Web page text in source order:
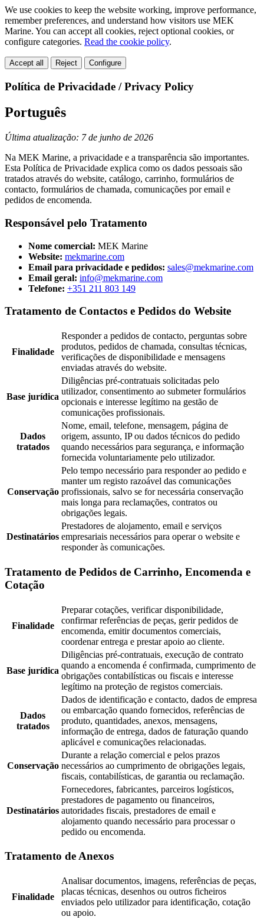
We use cookies to keep the website working, improve performance,
remember preferences, and understand how visitors use MEK
Marine. You can accept all cookies, reject optional cookies, or
configure categories. Read the cookie policy.
Accept all Reject Configure
Política de Privacidade / Privacy Policy
Português
Última atualização: 7 de junho de 2026
Na MEK Marine, a privacidade e a transparência são importantes.
Esta Política de Privacidade explica como os dados pessoais são
tratados através do website, catálogo, carrinho, formulários de
contacto, formulários de chamada, comunicações por email e
pedidos de encomenda.
Responsável pelo Tratamento
Nome comercial: MEK Marine
Website: mekmarine.com
Email para privacidade e pedidos: sales@mekmarine.com
Email geral: info@mekmarine.com
Telefone: +351 211 803 149
Tratamento de Contactos e Pedidos do Website
Finalidade
Responder a pedidos de contacto, perguntas sobre
produtos, pedidos de chamada, consultas técnicas,
verificações de disponibilidade e mensagens
enviadas através do website.
Base jurídica
Diligências pré-contratuais solicitadas pelo
utilizador, consentimento ao submeter formulários
opcionais e interesse legítimo na gestão de
comunicações profissionais.
Dados
tratados
Nome, email, telefone, mensagem, página de
origem, assunto, IP ou dados técnicos do pedido
quando necessários para segurança, e informação
fornecida voluntariamente pelo utilizador.
Conservação
Pelo tempo necessário para responder ao pedido e
manter um registo razoável das comunicações
profissionais, salvo se for necessária conservação
mais longa para reclamações, contratos ou
obrigações legais.
Destinatários
Prestadores de alojamento, email e serviços
empresariais necessários para operar o website e
responder às comunicações.
Tratamento de Pedidos de Carrinho, Encomenda e
Cotação
Finalidade
Preparar cotações, verificar disponibilidade,
confirmar referências de peças, gerir pedidos de
encomenda, emitir documentos comerciais,
coordenar entrega e prestar apoio ao cliente.
Base jurídica
Diligências pré-contratuais, execução de contrato
quando a encomenda é confirmada, cumprimento de
obrigações contabilísticas ou fiscais e interesse
legítimo na proteção de registos comerciais.
Dados
tratados
Dados de identificação e contacto, dados de empresa
ou embarcação quando fornecidos, referências de
produto, quantidades, anexos, mensagens,
informação de entrega, dados de faturação quando
aplicável e comunicações relacionadas.
Conservação
Durante a relação comercial e pelos prazos
necessários ao cumprimento de obrigações legais,
fiscais, contabilísticas, de garantia ou reclamação.
Destinatários
Fornecedores, fabricantes, parceiros logísticos,
prestadores de pagamento ou financeiros,
autoridades fiscais, prestadores de email e
alojamento quando necessário para processar o
pedido ou encomenda.
Tratamento de Anexos
Finalidade
Analisar documentos, imagens, referências de peças,
placas técnicas, desenhos ou outros ficheiros
enviados pelo utilizador para identificação, cotação
ou apoio.